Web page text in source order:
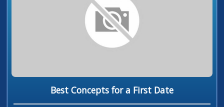
Best Concepts for a First Date